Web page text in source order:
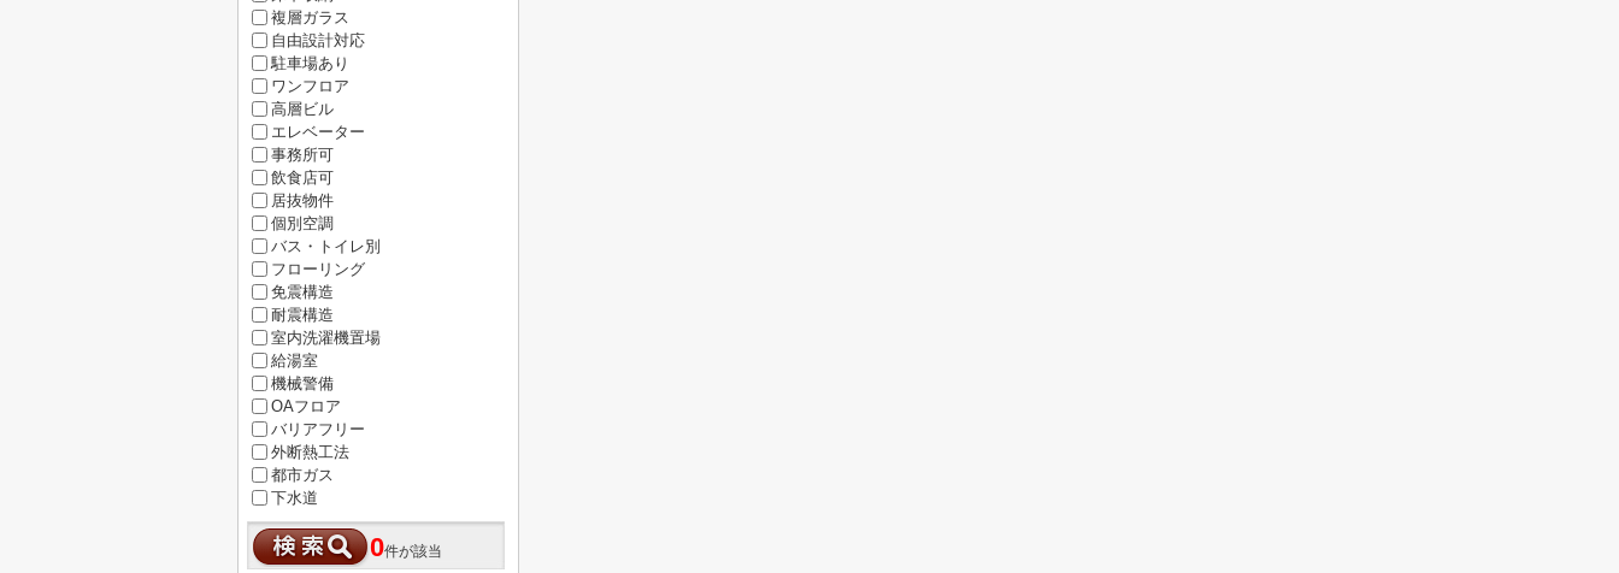
複層ガラス
自由設計対応
駐車場あり
ワンフロア
高層ビル
エレベーター
事務所可
飲食店可
居抜物件
個別空調
バス・トイレ別
フローリング
免震構造
耐震構造
室内洗濯機置場
給湯室
機械警備
OAフロア
バリアフリー
外断熱工法
都市ガス
下水道
0件が該当